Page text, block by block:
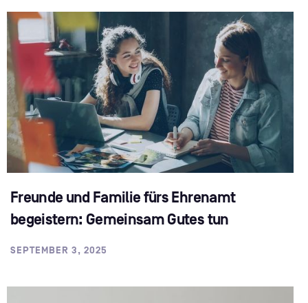
Freunde und Familie fürs Ehrenamt
begeistern: Gemeinsam Gutes tun
SEPTEMBER 3, 2025